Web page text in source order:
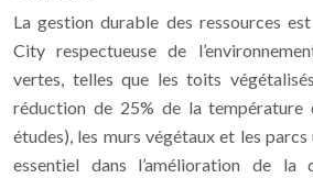
La gestion durable des ressources
City respectueuse de
vertes, telles que les toits
réduction de 25% de la température
études), les murs végétaux et les
essentiel dans l’amélioration de